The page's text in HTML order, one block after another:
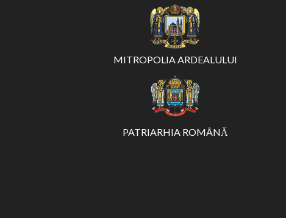
MITROPOLIA ARDEALULUI
PATRIARHIA ROMÂNĂ